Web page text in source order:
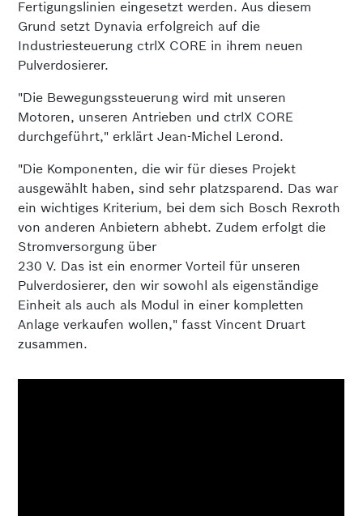
Fertigungslinien eingesetzt werden. Aus diesem
Grund setzt Dynavia erfolgreich auf die
Industriesteuerung ctrlX CORE in ihrem neuen
Pulverdosierer.
"Die Bewegungssteuerung wird mit unseren
Motoren, unseren Antrieben und ctrlX CORE
durchgeführt," erklärt Jean-Michel Lerond.
"Die Komponenten, die wir für dieses Projekt
ausgewählt haben, sind sehr platzsparend. Das war
ein wichtiges Kriterium, bei dem sich Bosch Rexroth
von anderen Anbietern abhebt. Zudem erfolgt die
Stromversorgung über
230 V. Das ist ein enormer Vorteil für unseren
Pulverdosierer, den wir sowohl als eigenständige
Einheit als auch als Modul in einer kompletten
Anlage verkaufen wollen," fasst Vincent Druart
zusammen.